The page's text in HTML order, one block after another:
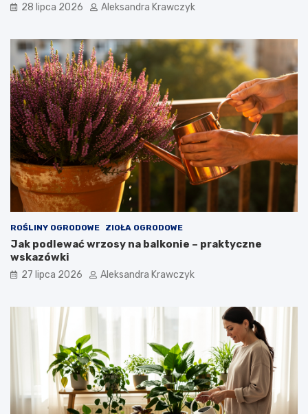
28 lipca 2026 Aleksandra Krawczyk
ROŚLINY OGRODOWE ZIOŁA OGRODOWE
Jak podlewać wrzosy na balkonie – praktyczne
wskazówki
27 lipca 2026 Aleksandra Krawczyk